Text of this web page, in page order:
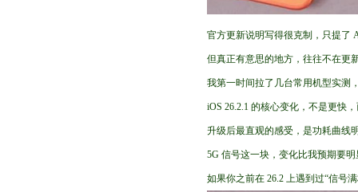
官方更新说明写得很克制，只提了
但真正有意思的地方，往往不在更
我第一时间拉了几台常用机型实测
iOS 26.2.1 的核心变化，不是更快
升级后最直观的感受，是功耗曲线
5G 信号这一块，变化比我预期要
如果你之前在 26.2 上遇到过“信号